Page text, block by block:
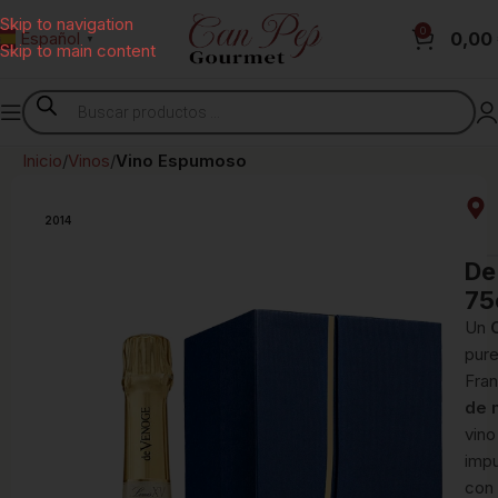
Skip to navigation
Skip to main content
Español ▼
0 0,00
Inicio Vinos Vino Espumoso
2014
Un
de
con